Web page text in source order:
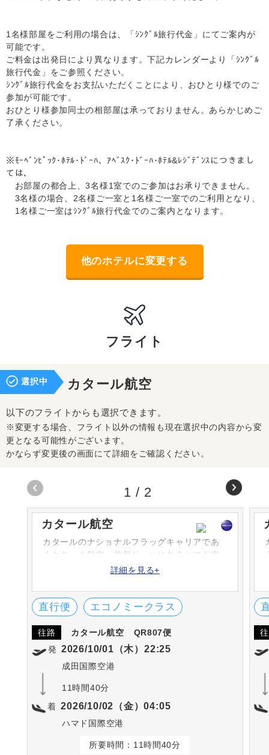
1名様部屋をご利用の場合は、「ｼﾝｸﾞﾙ旅行代金」にてご案内が
可能です。
ご料金は出発日により異なります。下記カレンダーより「ｼﾝｸﾞﾙ
旅行代金」をご参照ください。
ｼﾝｸﾞﾙ旅行代金をお支払いただくことにより、おひとり様でのご
参加が可能です。
おひとり様参加同士の相部屋は承っておりません。あらかじめご
了承ください。
※ﾓｰﾍﾞﾝﾋﾟｯｸ･ﾎﾃﾙ･ﾄﾞｰﾊ、ｱﾍﾞｽｸ･ﾄﾞｰﾊ･ﾎﾃﾙ&ﾚｼﾞﾃﾞﾝｽにつきまし
ては、
お部屋の都合上、3名様1室でのご参加はお承りできません。
3名様の場合、2名様ご一室と1名様ご一室でのご利用となり、
1名様ご一室はｼﾝｸﾞﾙ旅行代金でのご案内となります。
他のホテルに変更する
フライト
選択中 カタール航空
以下のフライトからも選択できます。
※変更する場合、フライト以外の情報も現在選択中の内容から変
更となる可能性がございます。
かならず変更後の画面にて詳細をご確認ください。
カタール航空
カタールのナショナルフラッグキャリアであ
るカタール航空。首都ドーハにあるハマド空
港を本拠地とし、コードシェアも含め150以上
評価は国際的にも高く、数々の賞を受賞して
いる。
詳細を見る+
直行便 エコノミークラス
往路 カタール航空
QR807便
発 2026/10/01（木）22:25
成田国際空港
11時間40分
着 2026/10/02（金）04:05
ハマド国際空港
所要時間：11時間40分
1 / 2